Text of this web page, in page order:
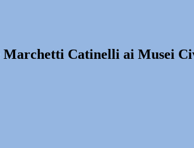
Marchetti Catinelli ai Musei